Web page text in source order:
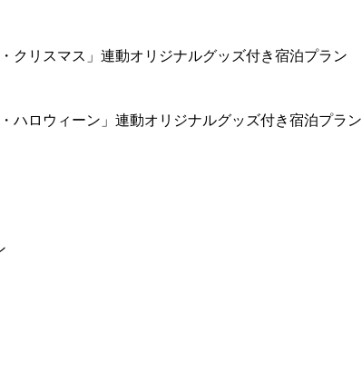
クリスマス」連動オリジナルグッズ付き宿泊プラン
ハロウィーン」連動オリジナルグッズ付き宿泊プラン